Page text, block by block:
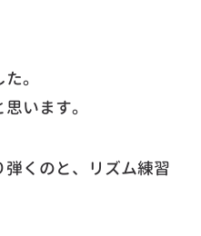
。
います。
くのと、リズム練習